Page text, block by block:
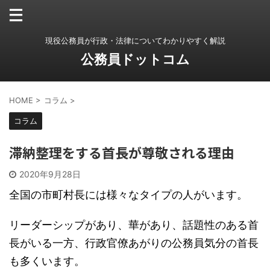
現役公務員が行政・法律についてわかりやすく解説
公務員ドットコム
HOME > コラム >
コラム
滞納整理をする首長が尊敬される理由
2020年9月28日
全国の市町村長には様々なタイプの人がいます。
リーダーシップがあり、華があり、話題性のある首
長がいる一方、行政官僚あがりの公務員気分の首長
も多くいます。